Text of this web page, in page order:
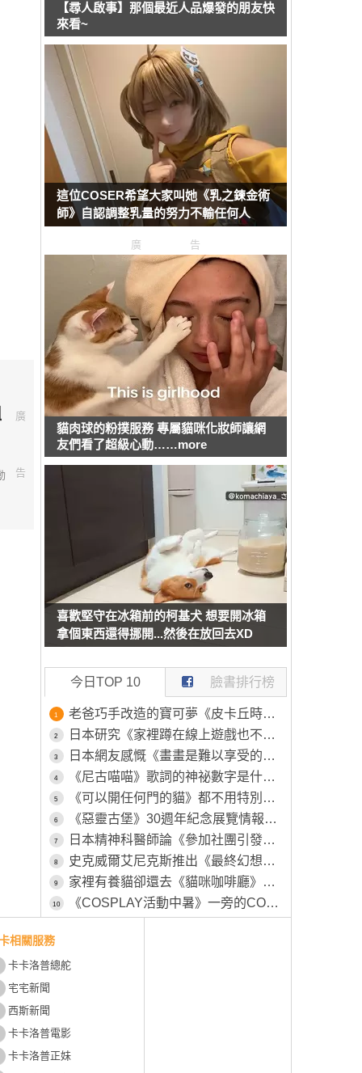
廣
告
【尋人啟事】那個最近人品爆發的朋友快
來看~
這位COSER希望大家叫她《乳之鍊金術
師》自認調整乳量的努力不輸任何人
廣告
貓肉球的粉撲服務 專屬貓咪化妝師讓網
友們看了超級心動……more
喜歡堅守在冰箱前的柯基犬 想要開冰箱
拿個東西還得挪開...然後在放回去XD
今日TOP 10 臉書排行榜
1 老爸巧手改造的寶可夢《皮卡丘時鐘》原本的模樣被女兒嫌棄不可愛，所以特別為其特別製作一番
2 日本研究《家裡蹲在線上遊戲也不會社交》越玩越沒辦法回歸社會？
3 日本網友感慨《畫畫是難以享受的興趣》畫得不好就永遠得不到樂趣了？
4 《尼古喵喵》歌詞的神祕數字是什麼意思？不相信的粉絲都去店裡點點看了……
5 《可以開任何門的貓》都不用特別開小洞給牠，整個家貓貓進出完全自由
6 《惡靈古堡》30週年紀念展覽情報釋出 屆時將會有全球首個「里昂・S・甘迺迪」等身大立體模型展出
7 日本精神科醫師論《參加社團引發心理問題的學生》管樂社其實比運動社團更嚴重？
8 史克威爾艾尼克斯推出《最終幻想絨毛卡盒》包含陸行鳥在內共四種款式，預計11月27號推出
9 家裡有養貓卻還去《貓咪咖啡廳》這種心態是不是跟男人上酒店一樣？
10 《COSPLAY活動中暑》一旁的COSER見狀幫忙叫救護車 卻被工作人員嫌棄了
相關服務
卡卡洛普總舵
宅宅新聞
西斯新聞
卡卡洛普電影
卡卡洛普正妹